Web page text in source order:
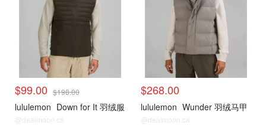
$99.00 $198.00
lululemon Down for It 羽绒服
@dealmoon.ca
$268.00
lululemon Wunder 羽绒马甲
@dealmoon.ca